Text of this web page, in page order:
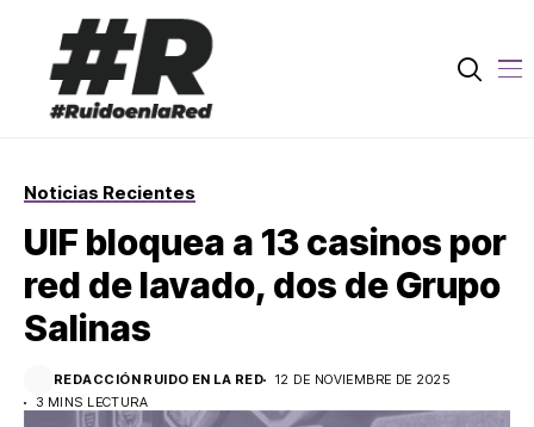
Noticias Recientes
UIF bloquea a 13 casinos por
red de lavado, dos de Grupo
Salinas
REDACCIÓN RUIDO EN LA RED
12 DE NOVIEMBRE DE 2025
3 MINS LECTURA